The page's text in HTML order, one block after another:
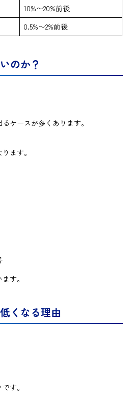
10%〜20%前後
0.5%〜2%前後
のか？
ケースが多くあります。
ます。
す。
くなる理由
す。